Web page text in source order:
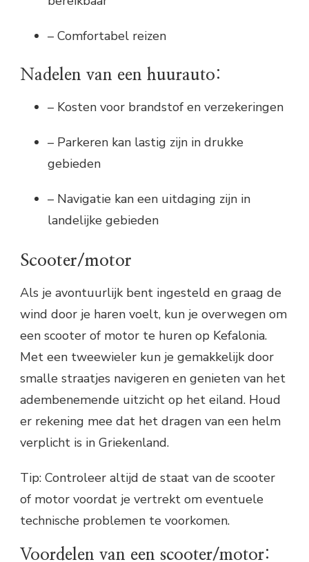
– Comfortabel reizen
Nadelen van een huurauto:
– Kosten voor brandstof en verzekeringen
– Parkeren kan lastig zijn in drukke
gebieden
– Navigatie kan een uitdaging zijn in
landelijke gebieden
Scooter/motor
Als je avontuurlijk bent ingesteld en graag de
wind door je haren voelt, kun je overwegen om
een ​​scooter of motor te huren op Kefalonia.
Met een tweewieler kun je gemakkelijk door
smalle straatjes navigeren en genieten van het
adembenemende uitzicht op het eiland. Houd
er rekening mee dat het dragen van een helm
verplicht is in Griekenland.
Tip: Controleer altijd de staat van de scooter
of motor voordat je vertrekt om eventuele
technische problemen te voorkomen.
Voordelen van een scooter/motor: